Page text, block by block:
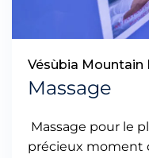
Vésùbia Mountain
Massage
Massage pour le
précieux moment